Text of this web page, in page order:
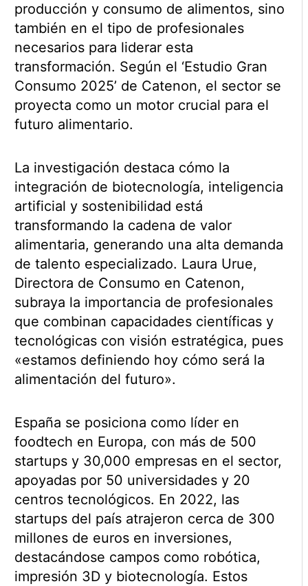
producción y consumo de alimentos, sino
también en el tipo de profesionales
necesarios para liderar esta
transformación. Según el ‘Estudio Gran
Consumo 2025’ de Catenon, el sector se
proyecta como un motor crucial para el
futuro alimentario.
La investigación destaca cómo la
integración de biotecnología, inteligencia
artificial y sostenibilidad está
transformando la cadena de valor
alimentaria, generando una alta demanda
de talento especializado. Laura Urue,
Directora de Consumo en Catenon,
subraya la importancia de profesionales
que combinan capacidades científicas y
tecnológicas con visión estratégica, pues
«estamos definiendo hoy cómo será la
alimentación del futuro».
España se posiciona como líder en
foodtech en Europa, con más de 500
startups y 30,000 empresas en el sector,
apoyadas por 50 universidades y 20
centros tecnológicos. En 2022, las
startups del país atrajeron cerca de 300
millones de euros en inversiones,
destacándose campos como robótica,
impresión 3D y biotecnología. Estos